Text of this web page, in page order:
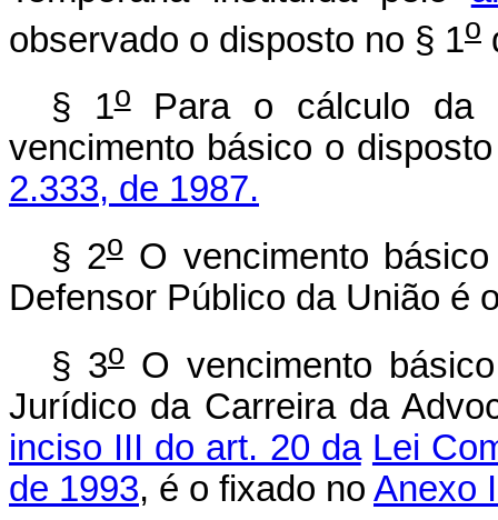
observado o disposto no § 1o
§ 1oPara o cálculo da
vencimento básico o
2.333, de 1987.
§ 2oO vencimento
Defensor Público da União é
§ 3oO vencimento
Jurídico da Carreira da
inciso III do art. 20 da Lei
de 1993, é o fixado no Anexo